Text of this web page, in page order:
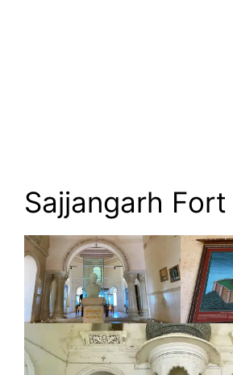
Sajjangarh